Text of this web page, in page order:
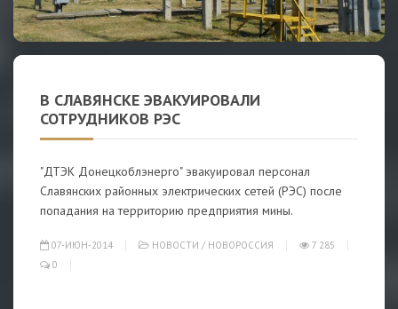
В СЛАВЯНСКЕ ЭВАКУИРОВАЛИ
СОТРУДНИКОВ РЭС
"ДТЭК Донецкоблэнерго" эвакуировал персонал
Славянских районных электрических сетей (РЭС) после
попадания на территорию предприятия мины.
07-ИЮН-2014 НОВОСТИ / НОВОРОССИЯ
7 285
0